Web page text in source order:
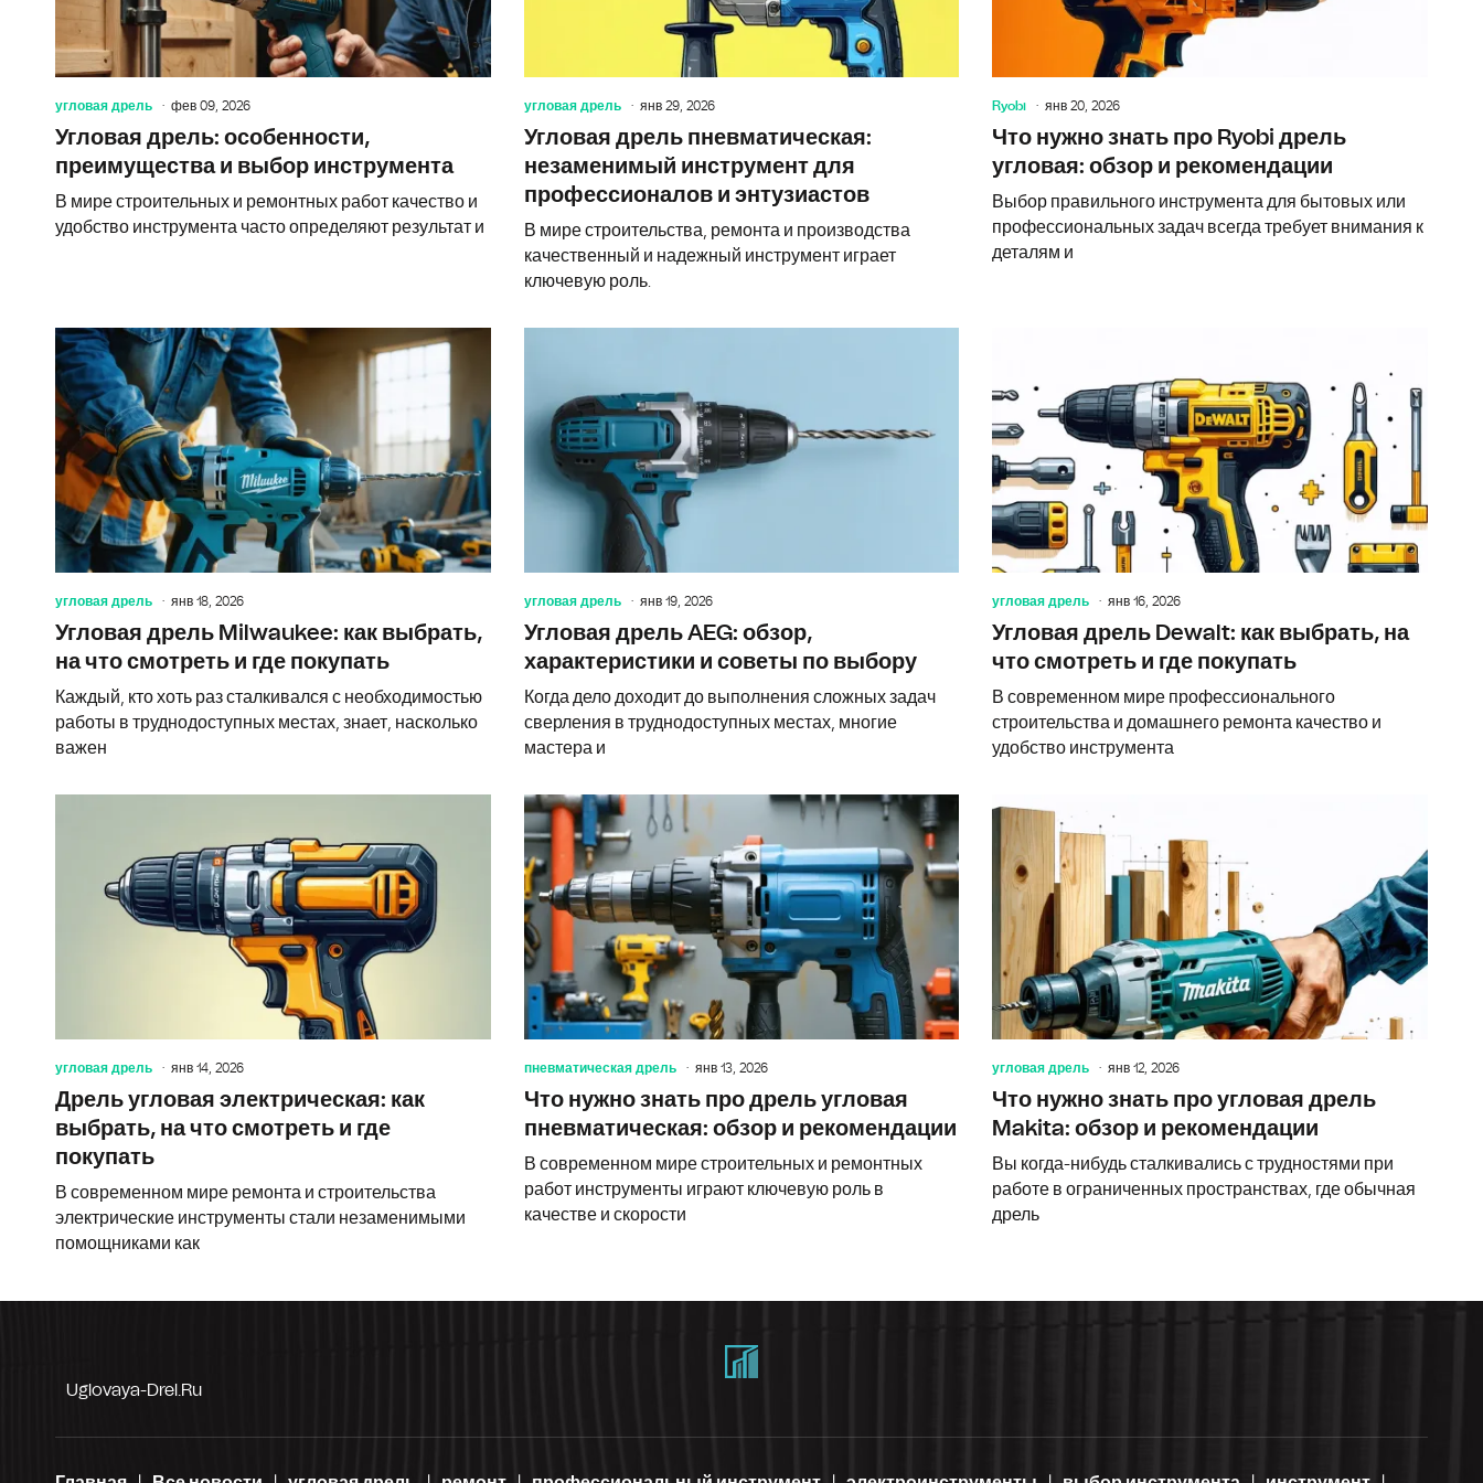
угловая дрель фев 09, 2026
Угловая дрель: особенности,
преимущества и выбор инструмента
В мире строительных и ремонтных работ качество и
удобство инструмента часто определяют результат и
угловая дрель янв 29, 2026
Угловая дрель пневматическая:
незаменимый инструмент для
профессионалов и энтузиастов
В мире строительства, ремонта и производства
качественный и надежный инструмент играет
ключевую роль.
Ryobi янв 20, 2026
Что нужно знать про Ryobi дрель
угловая: обзор и рекомендации
Выбор правильного инструмента для бытовых или
профессиональных задач всегда требует внимания к
деталям и
угловая дрель янв 18, 2026
Угловая дрель Milwaukee: как выбрать,
на что смотреть и где покупать
Каждый, кто хоть раз сталкивался с необходимостью
работы в труднодоступных местах, знает, насколько
важен
угловая дрель янв 19, 2026
Угловая дрель AEG: обзор,
характеристики и советы по выбору
Когда дело доходит до выполнения сложных задач
сверления в труднодоступных местах, многие
мастера и
угловая дрель янв 16, 2026
Угловая дрель Dewalt: как выбрать, на
что смотреть и где покупать
В современном мире профессионального
строительства и домашнего ремонта качество и
удобство инструмента
угловая дрель янв 14, 2026
Дрель угловая электрическая: как
выбрать, на что смотреть и где
покупать
В современном мире ремонта и строительства
электрические инструменты стали незаменимыми
помощниками как
Дрель угловая электрическая: как выбрать, на что смотреть и где
пневматическая дрель янв 13, 2026
Что нужно знать про дрель угловая
пневматическая: обзор и рекомендации
В современном мире строительных и ремонтных
работ инструменты играют ключевую роль в
качестве и скорости
угловая дрель янв 12, 2026
Что нужно знать про угловая дрель
Makita: обзор и рекомендации
Вы когда-нибудь сталкивались с трудностями при
работе в ограниченных пространствах, где обычная
дрель
Uglovaya-Drel.ru